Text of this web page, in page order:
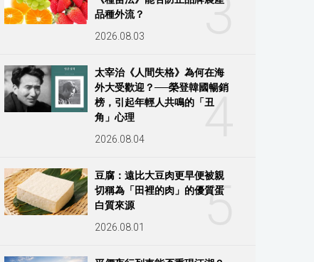
3
品種外流？
2026.08.03
4
太宰治《人間失格》為何在海
外大受歡迎？──榮登韓國暢銷
榜，引起年輕人共鳴的「丑
角」心理
2026.08.04
5
豆腐：遠比大豆肉更早便被親
切稱為「田裡的肉」的優質蛋
白質來源
2026.08.01